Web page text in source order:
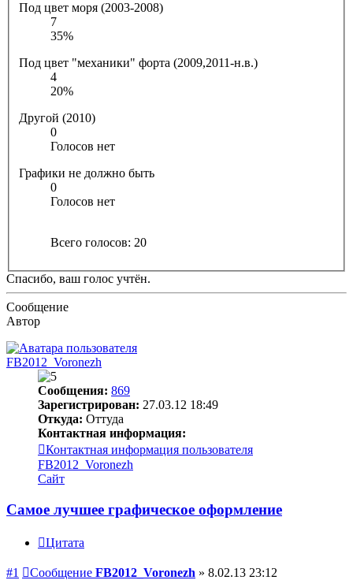
Под цвет моря (2003-2008)
7
35%
Под цвет "механики" форта (2009,2011-н.в.)
4
20%
Другой (2010)
0
Голосов нет
Графики не должно быть
0
Голосов нет
Всего голосов: 20
Спасибо, ваш голос учтён.
Сообщение
Автор
FB2012_Voronezh
Сообщения: 869
Зарегистрирован: 27.03.12 18:49
Откуда: Оттуда
Контактная информация:
Контактная информация пользователя
FB2012_Voronezh
Сайт
Самое лучшее графическое оформление
Цитата
#1 Сообщение FB2012_Voronezh » 8.02.13 23:12